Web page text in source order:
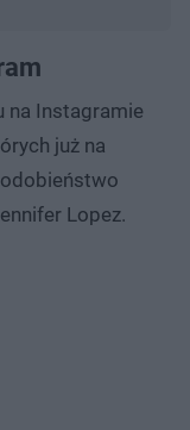
na Instagramie
już na
Lopez.